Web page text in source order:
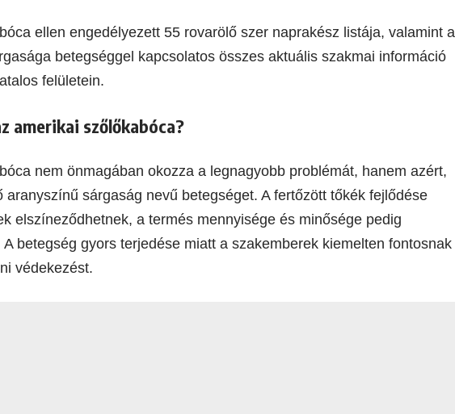
ellen engedélyezett 55 rovarölő szer naprakész listája, valamint a
betegséggel kapcsolatos összes aktuális szakmai információ
felületein.
amerikai szőlőkabóca?
nem önmagában okozza a legnagyobb problémát, hanem azért,
aranyszínű sárgaság nevű betegséget. A fertőzött tőkék fejlődése
elszíneződhetnek, a termés mennyisége és minősége pedig
betegség gyors terjedése miatt a szakemberek kiemelten fontosnak
védekezést.